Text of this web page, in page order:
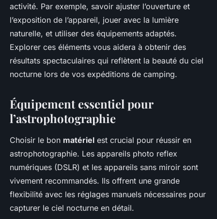
activité. Par exemple, savoir ajuster l’ouverture et
l’exposition de l’appareil, jouer avec la lumière
naturelle, et utiliser des équipements adaptés.
Explorer ces éléments vous aidera à obtenir des
résultats spectaculaires qui reflètent la beauté du ciel
nocturne lors de vos expéditions de camping.
Équipement essentiel pour
l’astrophotographie
Choisir le bon matériel est crucial pour réussir en
astrophotographie. Les appareils photo reflex
numériques (DSLR) et les appareils sans miroir sont
vivement recommandés. Ils offrent une grande
flexibilité avec les réglages manuels nécessaires pour
capturer le ciel nocturne en détail.